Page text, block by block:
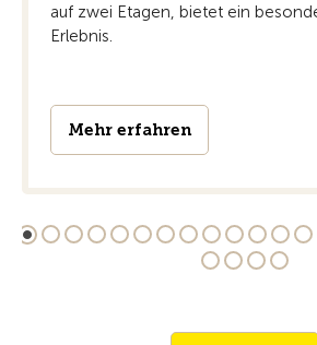
auf zwei Etagen, bietet ein
Erlebnis.
Mehr erfahren